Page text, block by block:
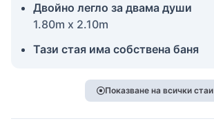
Двойно легло за двама души
1.80m x 2.10m
Тази стая има собствена баня
Показване на всички стаи